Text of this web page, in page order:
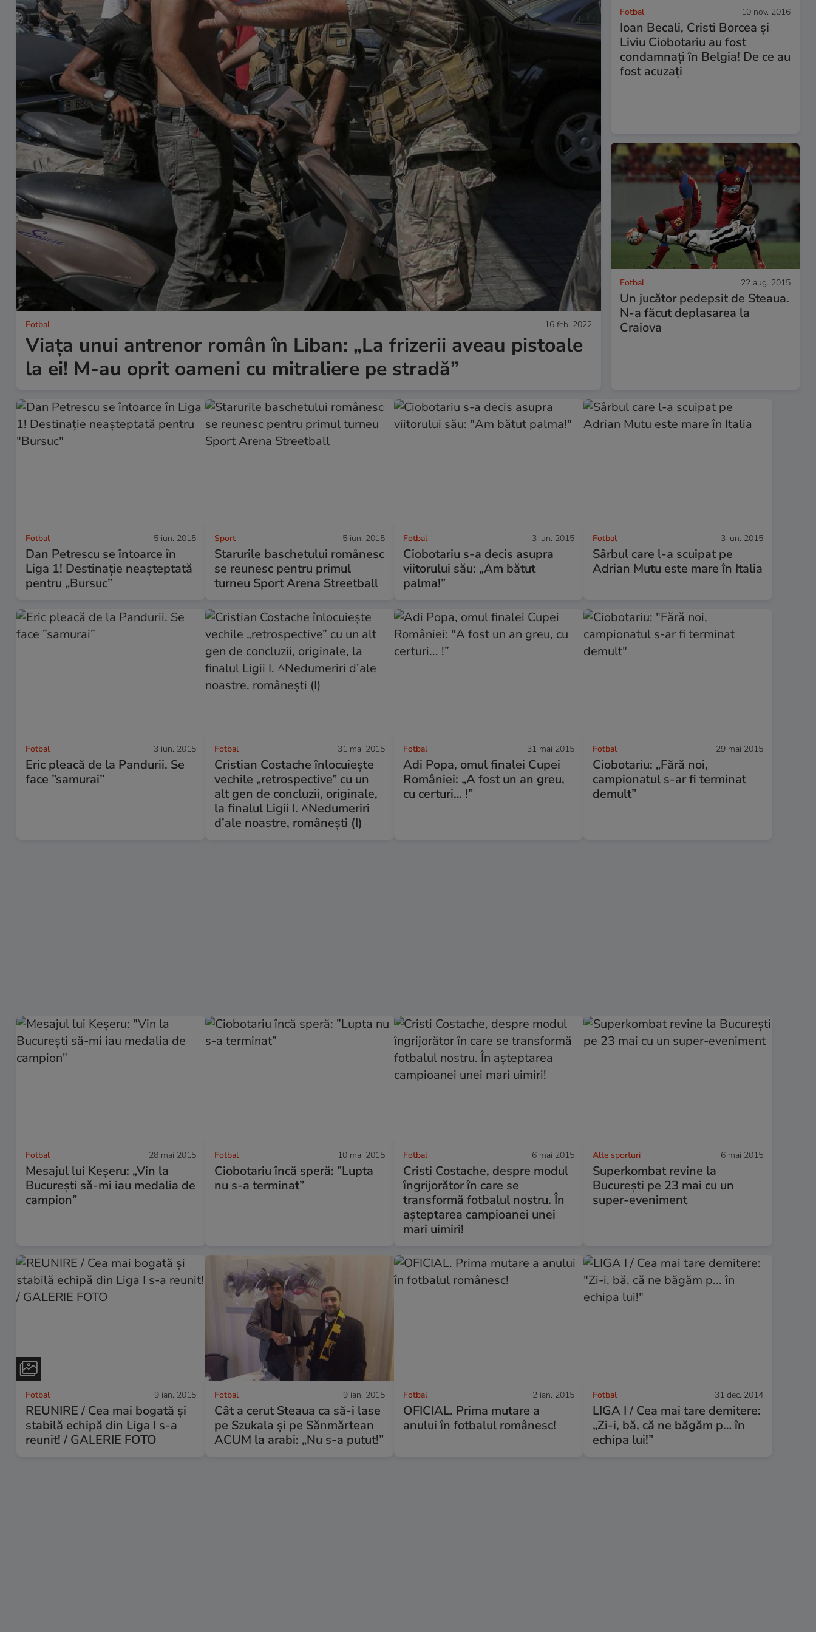
Fotbal 16 feb. 2022
Viața unui antrenor român în Liban: „La frizerii aveau pistoale
la ei! M-au oprit oameni cu mitraliere pe stradă”
Fotbal 10 nov. 2016
Ioan Becali, Cristi Borcea și
Liviu Ciobotariu au fost
condamnați în Belgia! De ce au
fost acuzați
Fotbal 22 aug. 2015
Un jucător pedepsit de Steaua.
N-a făcut deplasarea la
Craiova
Fotbal 5 iun. 2015
Dan Petrescu se întoarce în
Liga 1! Destinaţie neaşteptată
pentru „Bursuc”
Sport 5 iun. 2015
Starurile baschetului românesc
se reunesc pentru primul
turneu Sport Arena Streetball
Fotbal 3 iun. 2015
Ciobotariu s-a decis asupra
viitorului său: „Am bătut
palma!”
Fotbal 3 iun. 2015
Sârbul care l-a scuipat pe
Adrian Mutu este mare în Italia
Fotbal 3 iun. 2015
Eric pleacă de la Pandurii. Se
face ”samurai”
Fotbal 31 mai 2015
Cristian Costache înlocuiește
vechile „retrospective” cu un
alt gen de concluzii, originale,
la finalul Ligii I. ^Nedumeriri
d’ale noastre, românești (I)
Fotbal 31 mai 2015
Adi Popa, omul finalei Cupei
României: „A fost un an greu,
cu certuri… !”
Fotbal 29 mai 2015
Ciobotariu: „Fără noi,
campionatul s-ar fi terminat
demult”
Fotbal 28 mai 2015
Mesajul lui Keşeru: „Vin la
Bucureşti să-mi iau medalia de
campion”
Fotbal 10 mai 2015
Ciobotariu încă speră: ”Lupta
nu s-a terminat”
Fotbal 6 mai 2015
Cristi Costache, despre modul
îngrijorător în care se
transformă fotbalul nostru. În
așteptarea campioanei unei
mari uimiri!
Alte sporturi 6 mai 2015
Superkombat revine la
Bucureşti pe 23 mai cu un
super-eveniment
Fotbal 9 ian. 2015
REUNIRE / Cea mai bogată şi
stabilă echipă din Liga I s-a
reunit! / GALERIE FOTO
Fotbal 9 ian. 2015
Cât a cerut Steaua ca să-i lase
pe Szukala şi pe Sănmărtean
ACUM la arabi: „Nu s-a putut!”
Fotbal 2 ian. 2015
OFICIAL. Prima mutare a
anului în fotbalul românesc!
Fotbal 31 dec. 2014
LIGA I / Cea mai tare demitere:
„Zi-i, bă, că ne băgăm p… în
echipa lui!”